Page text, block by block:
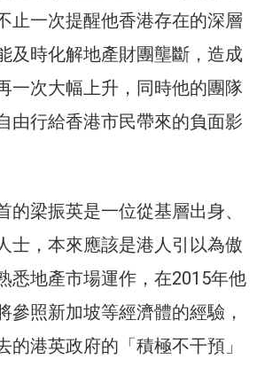
止一次提醒他香港存在的深層
及時化解地產財團壟斷，造成
一次大幅上升，同時他的團隊
由行給香港市民帶來的負面影
的梁振英是一位從基層出身、
士，本來應該是港人引以為傲
悉地產市場運作，在2015年他
參照新加坡等經濟體的經驗，
的港英政府的「積極不干預」